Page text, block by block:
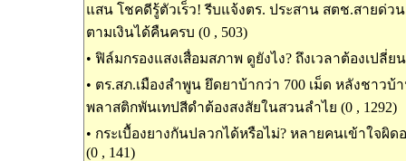
แสน โชคดีรู้ตัวเร็ว! รีบแจ้งตร. ประสาน สตช.สายด่ว
ตามเงินได้คืนครบ (0 , 503)
• ฟิล์มกรองแสงเสื่อมสภาพ ดูยังไง? ถึงเวลาต้องเปลี่ย
• ตร.สภ.เมืองลำพูน ยึดยาบ้ากว่า 700 เม็ด หลังชาวบ้
พลาสติกพันเทปสีดำต้องสงสัยในสวนลำไย (0 , 1292)
• กระเบื้องยางกันปลวกได้หรือไม่? หลายคนเข้าใจผิ
(0 , 141)